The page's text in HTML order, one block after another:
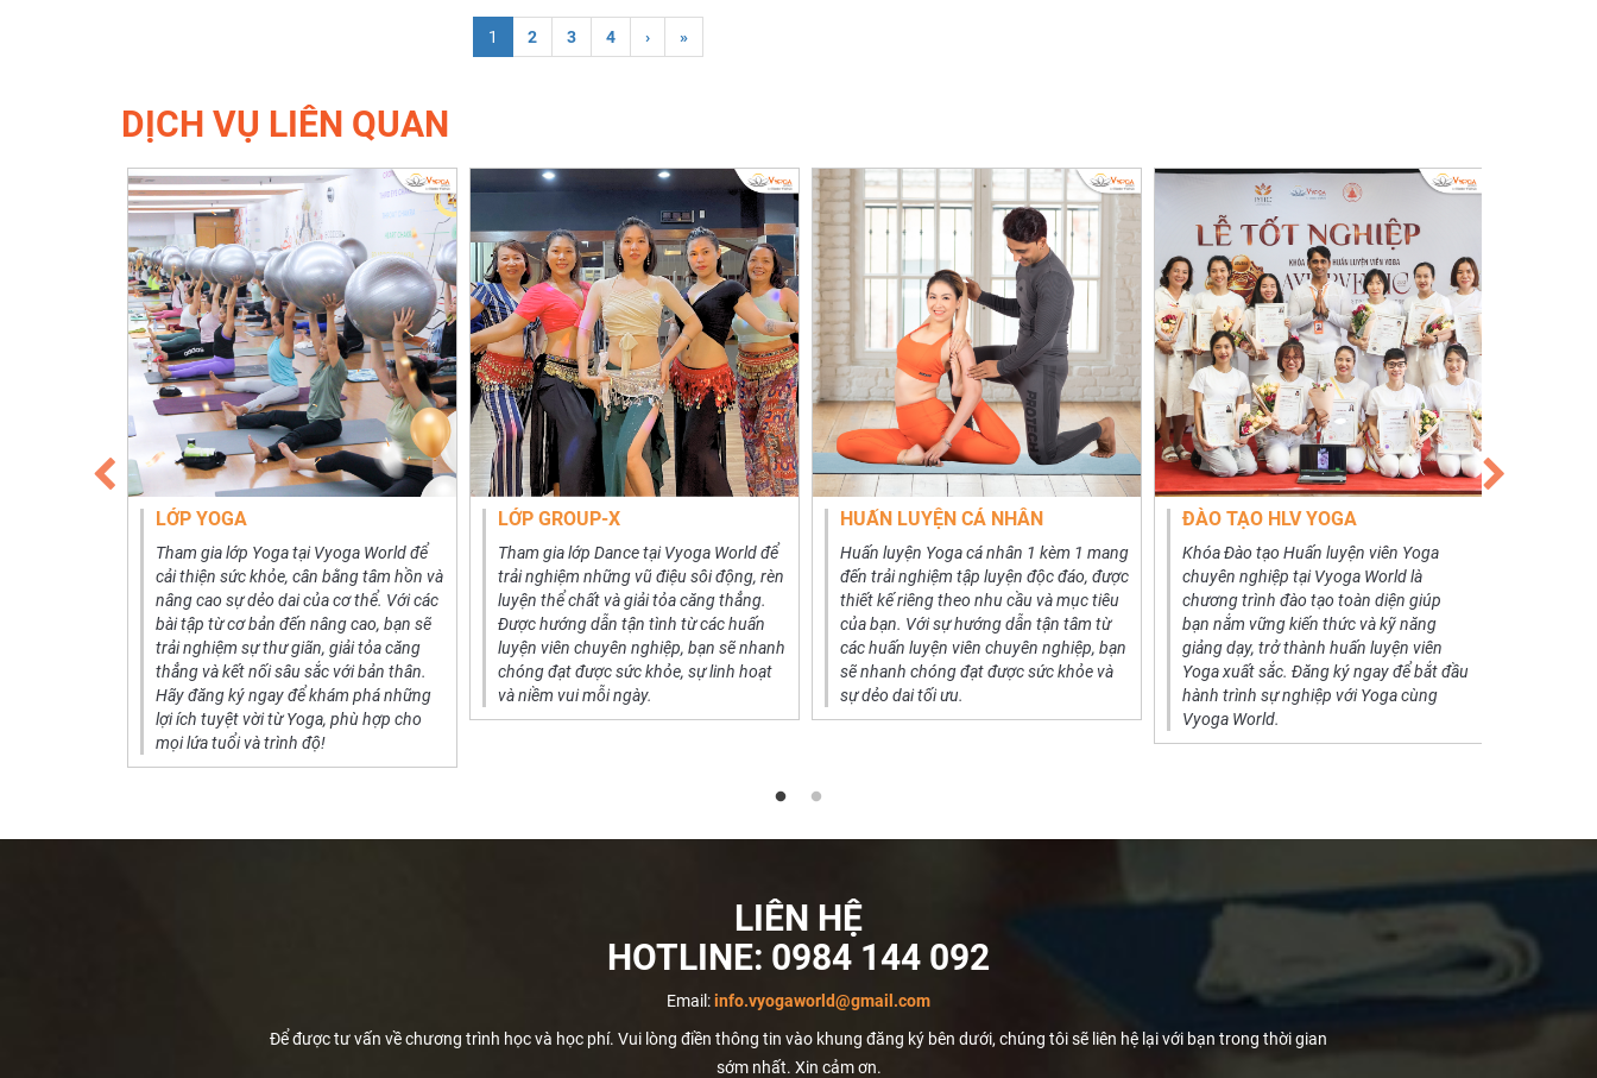
1 (current)
2 3 4 › »
DỊCH VỤ LIÊN QUAN
LỚP YOGA
Tham gia lớp Yoga tại Vyoga World để
cải thiện sức khỏe, cân bằng tâm hồn và
nâng cao sự dẻo dai của cơ thể. Với các
bài tập từ cơ bản đến nâng cao, bạn sẽ
trải nghiệm sự thư giãn, giải tỏa căng
thẳng và kết nối sâu sắc với bản thân.
Hãy đăng ký ngay để khám phá những
lợi ích tuyệt vời từ Yoga, phù hợp cho
mọi lứa tuổi và trình độ!
LỚP GROUP-X
Tham gia lớp Dance tại Vyoga World để
trải nghiệm những vũ điệu sôi động, rèn
luyện thể chất và giải tỏa căng thẳng.
Được hướng dẫn tận tình từ các huấn
luyện viên chuyên nghiệp, bạn sẽ nhanh
chóng đạt được sức khỏe, sự linh hoạt
và niềm vui mỗi ngày.
HUẤN LUYỆN CÁ NHÂN
Huấn luyện Yoga cá nhân 1 kèm 1 mang
đến trải nghiệm tập luyện độc đáo, được
thiết kế riêng theo nhu cầu và mục tiêu
của bạn. Với sự hướng dẫn tận tâm từ
các huấn luyện viên chuyên nghiệp, bạn
sẽ nhanh chóng đạt được sức khỏe và
sự dẻo dai tối ưu.
ĐÀO TẠO HLV YOGA
Khóa Đào tạo Huấn luyện viên Yoga
chuyên nghiệp tại Vyoga World là
chương trình đào tạo toàn diện giúp
bạn nắm vững kiến thức và kỹ năng
giảng dạy, trở thành huấn luyện viên
Yoga xuất sắc. Đăng ký ngay để bắt đầu
hành trình sự nghiệp với Yoga cùng
Vyoga World.
LIÊN HỆ
HOTLINE: 0984 144 092
Email:info.vyogaworld@gmail.com
Để được tư vấn về chương trình học và học phí. Vui lòng điền thông tin vào khung đăng ký bên dưới, chúng tôi sẽ liên hệ lại với bạn trong thời gian
sớm nhất. Xin cảm ơn.